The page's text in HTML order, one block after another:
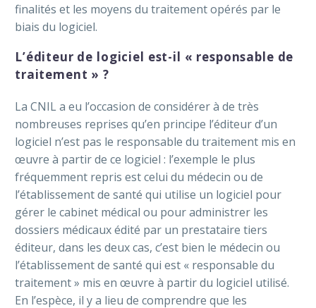
finalités et les moyens du traitement opérés par le
biais du logiciel.
L’éditeur de logiciel est-il « responsable de
traitement » ?
La CNIL a eu l’occasion de considérer à de très
nombreuses reprises qu’en principe l’éditeur d’un
logiciel n’est pas le responsable du traitement mis en
œuvre à partir de ce logiciel : l’exemple le plus
fréquemment repris est celui du médecin ou de
l’établissement de santé qui utilise un logiciel pour
gérer le cabinet médical ou pour administrer les
dossiers médicaux édité par un prestataire tiers
éditeur, dans les deux cas, c’est bien le médecin ou
l’établissement de santé qui est « responsable du
traitement » mis en œuvre à partir du logiciel utilisé.
En l’espèce, il y a lieu de comprendre que les